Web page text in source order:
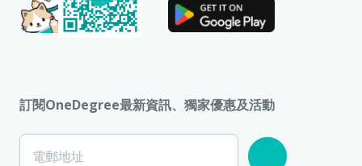
訂閱OneDegree最新資訊、獨家優惠及活動
電郵地址